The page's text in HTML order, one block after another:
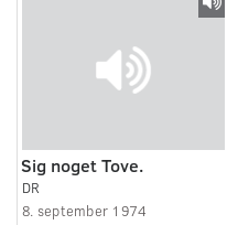
Sig noget Tove.
DR
8. september 1974